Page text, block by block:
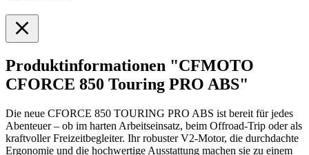
Produktinformationen "CFMOTO
CFORCE 850 Touring PRO ABS"
Die neue CFORCE 850 TOURING PRO ABS ist bereit für jedes
Abenteuer – ob im harten Arbeitseinsatz, beim Offroad-Trip oder als
kraftvoller Freizeitbegleiter. Ihr robuster V2-Motor, die durchdachte
Ergonomie und die hochwertige Ausstattung machen sie zu einem